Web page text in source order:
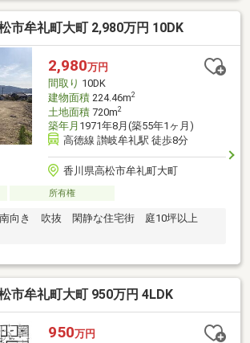
市牟礼町大町 2,980万円 10DK
2,980万円
間取り 10DK
建物面積224.46m2
土地面積720m2
築年月 1971年8月(築55年1ヶ月)
高徳線 讃岐牟礼駅 徒歩8分
香川県高松市牟礼町大町
所有権
向き 吹抜 閑静な住宅街 庭10坪以上
市牟礼町大町 950万円 4LDK
950万円